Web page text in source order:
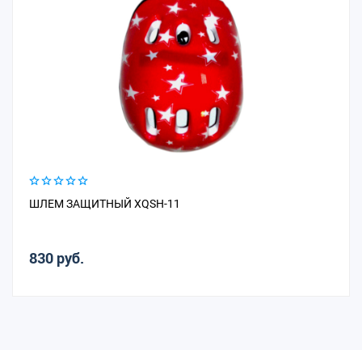
ШЛЕМ ЗАЩИТНЫЙ XQSH-11
830 руб.